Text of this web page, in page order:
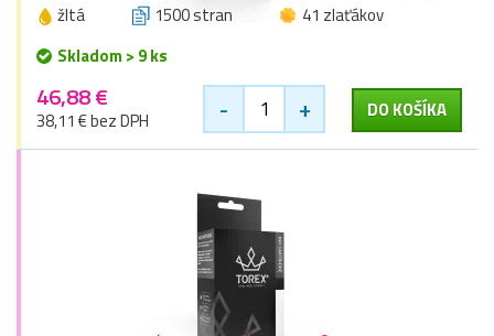
žltá 1500 stran
41 zlaťákov
Skladom > 9 ks
46,88 €
38,11 € bez DPH - + DO KOŠÍKA